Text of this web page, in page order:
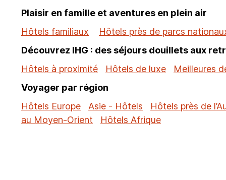
Plaisir en famille et aventures en plein air
Hôtels familiaux
Hôtels près de parcs
Découvrez IHG : des séjours douillets aux
Hôtels à proximité
Hôtels de luxe
Meilleures
Voyager par région
Hôtels Europe
Asie - Hôtels
Hôtels près de
au Moyen-Orient
Hôtels Afrique